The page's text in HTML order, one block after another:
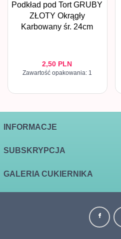
Podkład pod Tort GRUBY
ZŁOTY Okrągły
Karbowany śr. 24cm
2,50 PLN
Zawartość opakowania: 1
INFORMACJE
SUBSKRYPCJA
GALERIA CUKIERNIKA